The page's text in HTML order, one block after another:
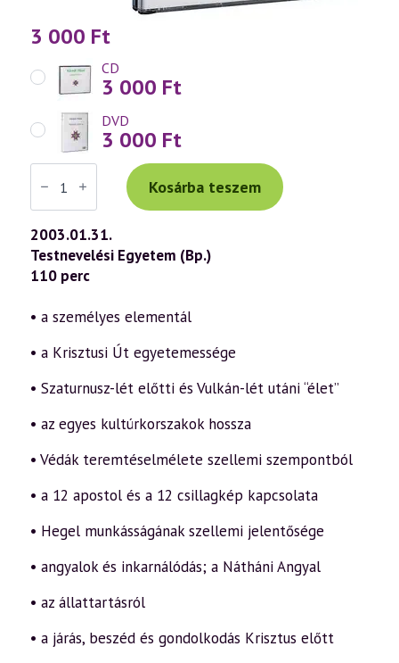
3 000 Ft
CD
3 000 Ft
DVD
3 000 Ft
Váradi
Tibor
előadás
(280)
—
Kérdezz
–
Felelek
1.
(2003.01.31.)
mennyiség
Kosárba teszem
2003.01.31.
Testnevelési Egyetem (Bp.)
110 perc
• a személyes elementál
• a Krisztusi Út egyetemessége
• Szaturnusz-lét előtti és Vulkán-lét utáni “élet”
• az egyes kultúrkorszakok hossza
• Védák teremtéselmélete szellemi szempontból
• a 12 apostol és a 12 csillagkép kapcsolata
• Hegel munkásságának szellemi jelentősége
• angyalok és inkarnálódás; a Nátháni Angyal
• az állattartásról
• a járás, beszéd és gondolkodás Krisztus előtt